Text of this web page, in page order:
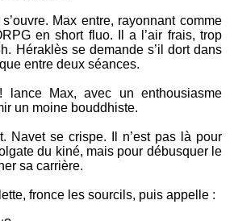
Max entre, rayonnant comme
en short fluo. Il a l’air frais, trop
Héraklès se demande s’il dort dans
entre deux séances.
Max, avec un enthousiasme
un moine bouddhiste.
Navet se crispe. Il n’est pas là pour
du kiné, mais pour débusquer le
sa carrière.
fronce les sourcils, puis appelle :